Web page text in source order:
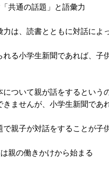
共通の話題」と語彙力
は、読書とともに対話によ
る小学生新聞であれば、子
ついて親が話をするという
きませんが、小学生新聞であ
親子が対話をすることが子
親の働きかけから始まる